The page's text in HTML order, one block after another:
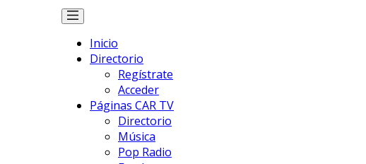
Inicio
Directorio
Regístrate
Acceder
Páginas CAR TV
Directorio
Música
Pop Radio